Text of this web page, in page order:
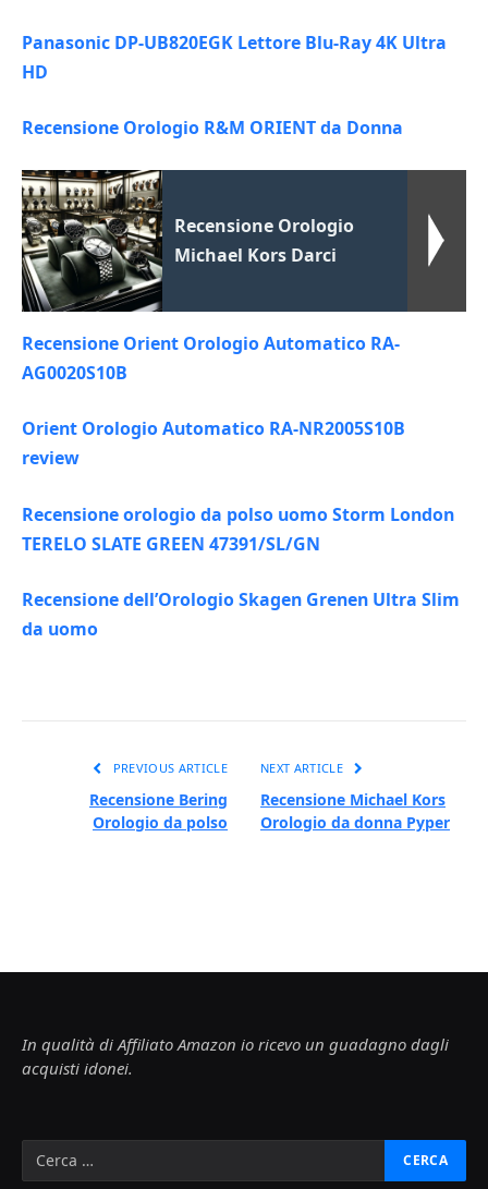
Panasonic DP-UB820EGK Lettore Blu-Ray 4K Ultra
HD
Recensione Orologio R&M ORIENT da Donna
Recensione Orologio
Michael Kors Darci
Recensione Orient Orologio Automatico RA-
AG0020S10B
Orient Orologio Automatico RA-NR2005S10B
review
Recensione orologio da polso uomo Storm London
TERELO SLATE GREEN 47391/SL/GN
Recensione dell’Orologio Skagen Grenen Ultra Slim
da uomo
PREVIOUS ARTICLE
Recensione Bering
Orologio da polso
NEXT ARTICLE
Recensione Michael Kors
Orologio da donna Pyper
In qualità di Affiliato Amazon io ricevo un guadagno dagli
acquisti idonei.